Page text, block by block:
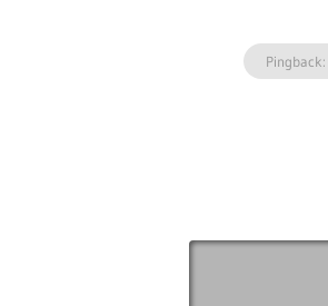
Pingback: